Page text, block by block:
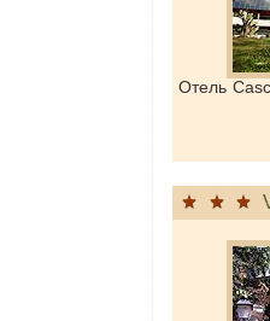
Отель